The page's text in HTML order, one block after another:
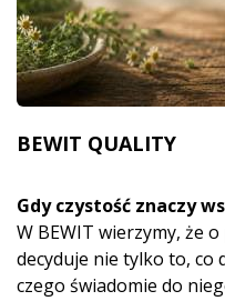
BEWIT QUALITY
Gdy czystość znaczy
W BEWIT wierzymy, że
decyduje nie tylko to, co
czego świadomie do